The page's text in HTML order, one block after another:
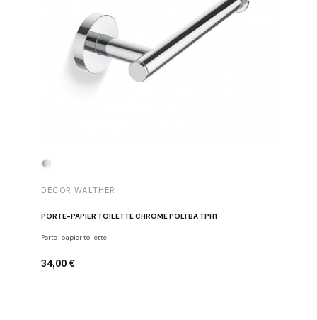
DECOR WALTHER
PORTE-PAPIER TOILETTE CHROME POLI BA TPH1
Porte-papier toilette
34,00 €